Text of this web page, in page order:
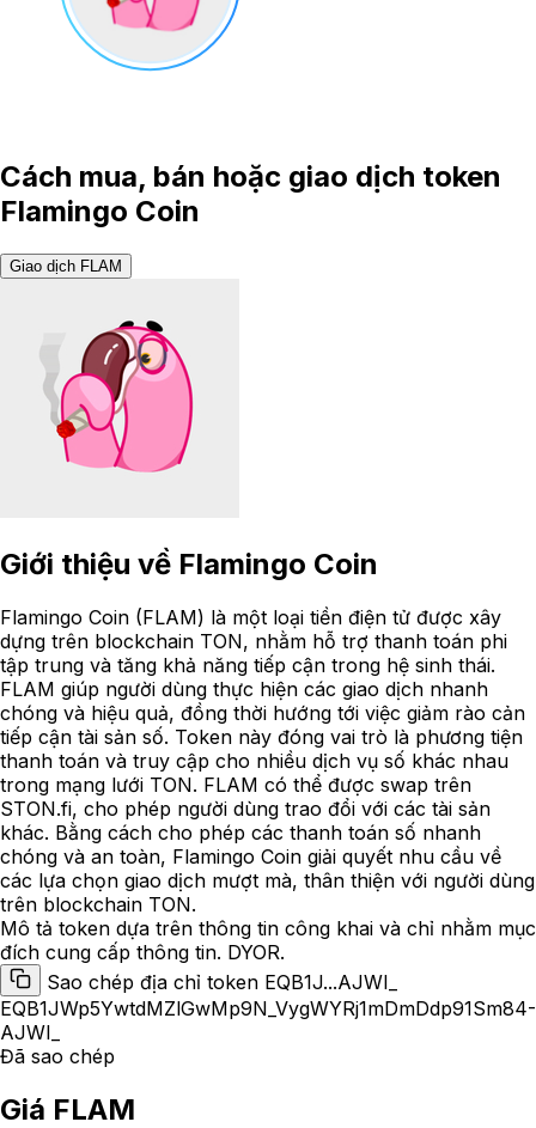
Cách mua, bán hoặc giao dịch token
Flamingo Coin
Giao dịch FLAM
Giới thiệu về Flamingo Coin
Flamingo Coin (FLAM) là một loại tiền điện tử được xây
dựng trên blockchain TON, nhằm hỗ trợ thanh toán phi
tập trung và tăng khả năng tiếp cận trong hệ sinh thái.
FLAM giúp người dùng thực hiện các giao dịch nhanh
chóng và hiệu quả, đồng thời hướng tới việc giảm rào cản
tiếp cận tài sản số. Token này đóng vai trò là phương tiện
thanh toán và truy cập cho nhiều dịch vụ số khác nhau
trong mạng lưới TON. FLAM có thể được swap trên
STON.fi, cho phép người dùng trao đổi với các tài sản
khác. Bằng cách cho phép các thanh toán số nhanh
chóng và an toàn, Flamingo Coin giải quyết nhu cầu về
các lựa chọn giao dịch mượt mà, thân thiện với người dùng
trên blockchain TON.
Mô tả token dựa trên thông tin công khai và chỉ nhằm mục
đích cung cấp thông tin. DYOR.
Sao chép địa chỉ token EQB1J...AJWI_
EQB1JWp5YwtdMZlGwMp9N_VygWYRj1mDmDdp91Sm84-
AJWI_
Đã sao chép
Giá FLAM